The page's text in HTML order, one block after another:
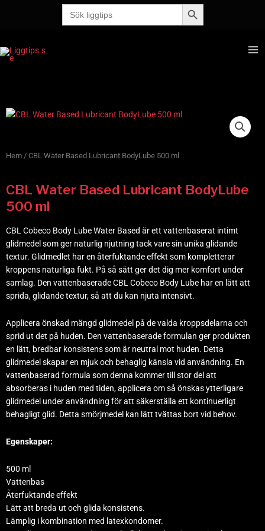
Sök
efter:
Sökknapp
Hem / CBL Water Based Lubricant BodyLube 500 ml
CBL Water Based Lubricant BodyLube
500 ml
CBL Cobeco Body Lube Water Based är ett vattenbaserat intimt
glidmedel som ger naturlig njutning tack vare sin unika glidande
textur. Glidmedlet har en återfuktande effekt som kompletterar
kroppens naturliga fukt. På så sätt ger det dig mer komfort under
samlag. Den vattenbaserade CBL Cobeco Body Lube har en lätt att
sprida, glidande textur, så att du kan njuta intensivt.
Applicera önskad mängd glidmedel på de valda kroppsdelarna och
sprid ut det på huden. Den vattenbaserade formulan ger produkten
en lätt, bredbar konsistens som är neutral mot huden. Detta
glidmedel skapar en mjuk och behaglig känsla vid användning. En
vattenbaserad formula som denna kommer till stor del att
absorberas i huden med tiden, applicera om så önskas ytterligare
glidmedel under användning för att säkerställa ett kontinuerligt
behagligt glid. Detta smörjmedel kan lätt tvättas bort vid behov.
Egenskaper:
500 ml
Vattenbas
Återfuktande effekt
Lätt att breda ut och glida konsistens.
Lämplig i kombination med latexkondomer.